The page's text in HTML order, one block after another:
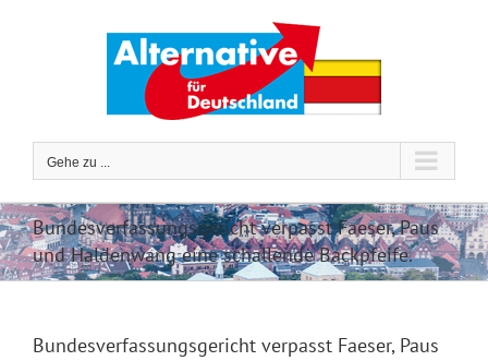
Gehe zu ...
Bundesverfassungsgericht verpasst Faeser, Paus
und Haldenwang eine schallende Backpfeife.
Bundesverfassungsgericht verpasst Faeser, Paus